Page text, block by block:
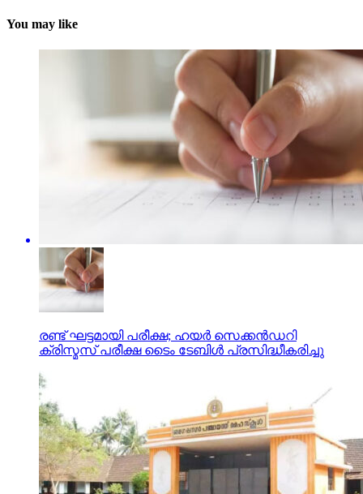
You may like
രണ്ട് ഘട്ടമായി പരീക്ഷ; ഹയര്‍ സെക്കന്‍ഡറി
ക്രിസ്മസ് പരീക്ഷ ടൈം ടേബിള്‍ പ്രസിദ്ധീകരിച്ചു